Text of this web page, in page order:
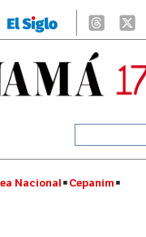
Nacional Cepanim